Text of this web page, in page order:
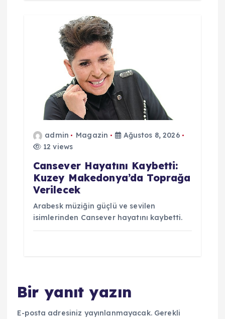
admin Magazin
Ağustos 8, 2026
12 views
Cansever Hayatını Kaybetti:
Kuzey Makedonya’da Toprağa
Verilecek
Arabesk müziğin güçlü ve sevilen
isimlerinden Cansever hayatını kaybetti.
Bir yanıt yazın
E-posta adresiniz yayınlanmayacak. Gerekli